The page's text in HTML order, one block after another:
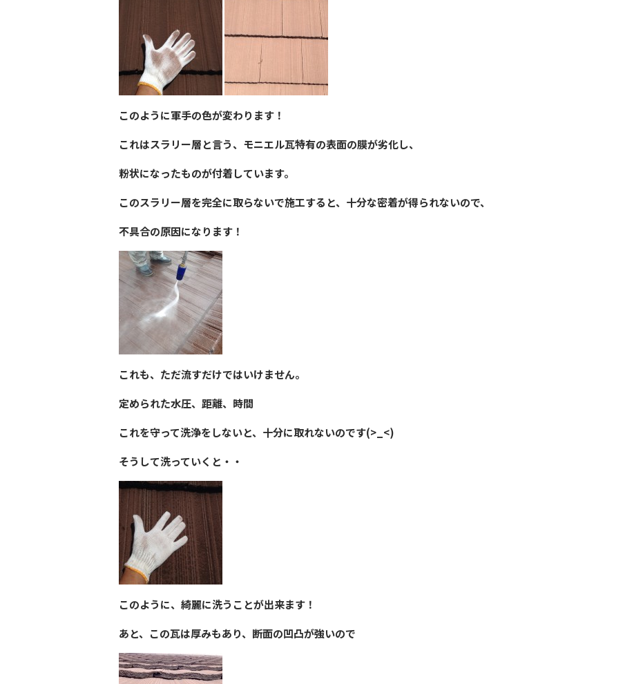
このように軍手の色が変わります！
これはスラリー層と言う、モニエル瓦特有の表面の膜が劣化し、
粉状になったものが付着しています。
このスラリー層を完全に取らないで施工すると、十分な密着が得られないので、
不具合の原因になります！
これも、ただ流すだけではいけません。
定められた水圧、距離、時間
これを守って洗浄をしないと、十分に取れないのです(>_<)
そうして洗っていくと・・
このように、綺麗に洗うことが出来ます！
あと、この瓦は厚みもあり、断面の凹凸が強いので